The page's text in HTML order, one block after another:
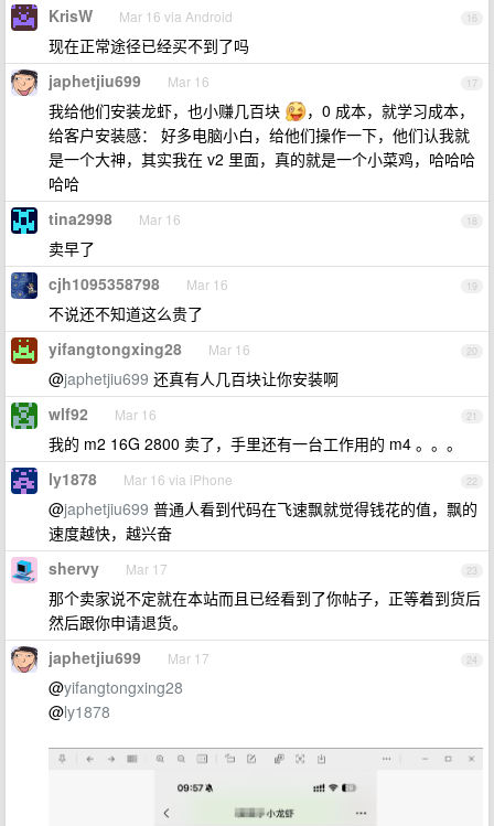
16
KrisW Mar 16 via Android
现在正常途径已经买不到了吗
17
japhetjiu699 Mar 16
我给他们安装龙虾，也小赚几百块
，0 成本，就学习成本，
给客户安装感： 好多电脑小白，给他们操作一下，他们认我就
是一个大神，其实我在 v2 里面，真的就是一个小菜鸡，哈哈哈
哈哈
18
tina2998 Mar 16
卖早了
19
cjh1095358798 Mar 16
不说还不知道这么贵了
20
yifangtongxing28 Mar 16
@japhetjiu699 还真有人几百块让你安装啊
21
wlf92 Mar 16
我的 m2 16G 2800 卖了，手里还有一台工作用的 m4 。。。
22
ly1878 Mar 16 via iPhone
@japhetjiu699 普通人看到代码在飞速飘就觉得钱花的值，飘的
速度越快，越兴奋
23
shervy Mar 17
那个卖家说不定就在本站而且已经看到了你帖子，正等着到货后
然后跟你申请退货。
24
japhetjiu699 Mar 17
@yifangtongxing28
@ly1878